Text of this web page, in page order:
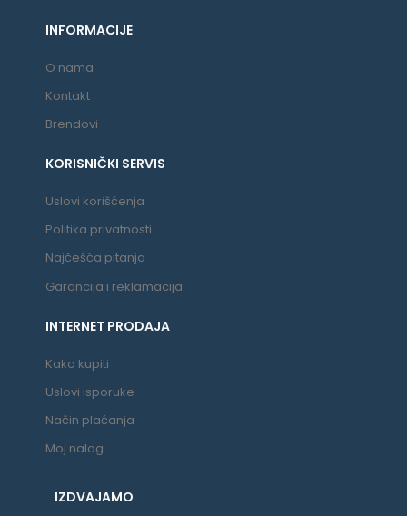
INFORMACIJE
O nama
Kontakt
Brendovi
KORISNIČKI SERVIS
Uslovi korišćenja
Politika privatnosti
Najčešća pitanja
Garancija i reklamacija
INTERNET PRODAJA
Kako kupiti
Uslovi isporuke
Način plaćanja
Moj nalog
IZDVAJAMO